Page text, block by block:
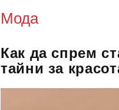
Мода
Как да спрем
тайни за